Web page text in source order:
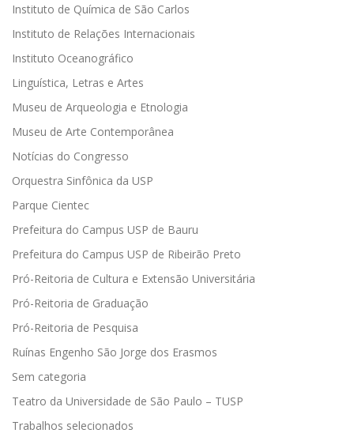
Instituto de Química de São Carlos
Instituto de Relações Internacionais
Instituto Oceanográfico
Linguística, Letras e Artes
Museu de Arqueologia e Etnologia
Museu de Arte Contemporânea
Notícias do Congresso
Orquestra Sinfônica da USP
Parque Cientec
Prefeitura do Campus USP de Bauru
Prefeitura do Campus USP de Ribeirão Preto
Pró-Reitoria de Cultura e Extensão Universitária
Pró-Reitoria de Graduação
Pró-Reitoria de Pesquisa
Ruínas Engenho São Jorge dos Erasmos
Sem categoria
Teatro da Universidade de São Paulo – TUSP
Trabalhos selecionados